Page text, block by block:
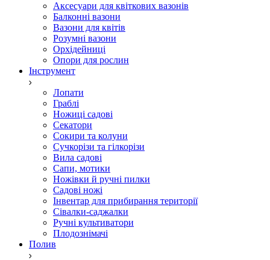
Аксесуари для квіткових вазонів
Балконні вазони
Вазони для квітів
Розумні вазони
Орхідейниці
Опори для рослин
Інструмент
Лопати
Граблі
Ножиці садові
Секатори
Сокири та колуни
Сучкорізи та гілкорізи
Вила садові
Сапи, мотики
Ножівки й ручні пилки
Садові ножі
Інвентар для прибирання території
Сівалки-саджалки
Ручні культиватори
Плодознімачі
Полив